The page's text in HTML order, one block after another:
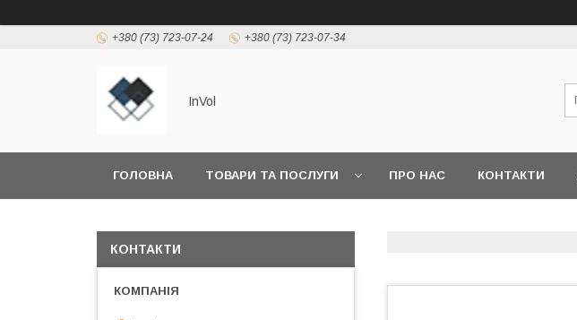
+380 (73) 723-07-24 +380 (73) 723-07-34
InVol
ГОЛОВНА ТОВАРИ ТА ПОСЛУГИ ПРО НАС КОНТАКТИ
КОНТАКТИ